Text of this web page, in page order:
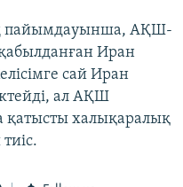
пайымдауынша, АҚШ-
Иран
сай Иран
ал АҚШ
қатысты халықаралық